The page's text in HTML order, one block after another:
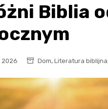
Biblia
2026 Dom, Literatura biblijna